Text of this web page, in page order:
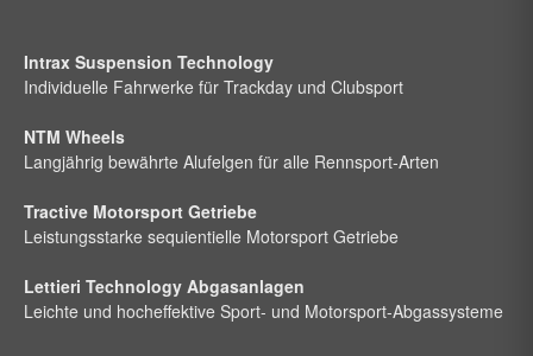
Intrax Suspension Technology
Individuelle Fahrwerke für Trackday und Clubsport
NTM Wheels
Langjährig bewährte Alufelgen für alle Rennsport-Arten
Tractive Motorsport Getriebe
Leistungsstarke sequientielle Motorsport Getriebe
Lettieri Technology Abgasanlagen
Leichte und hocheffektive Sport- und Motorsport-Abgassysteme